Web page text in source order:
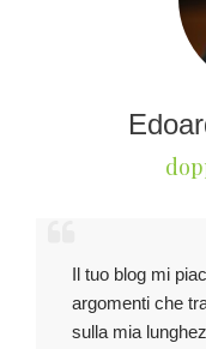
Il tuo blog mi
argomenti che
sulla mia